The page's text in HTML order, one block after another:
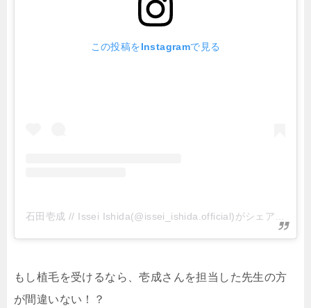
この投稿をInstagramで見る
もし植毛を受けるなら、壱成さんを担当した先生の方
が間違いない！？